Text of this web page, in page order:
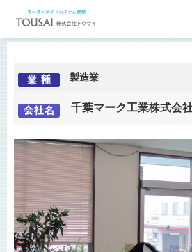
製造業
千葉マーク工業株式会